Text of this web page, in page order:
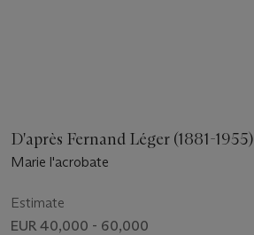
D'après Fernand Léger (1881-1955)
Marie l'acrobate
Estimate
EUR 40,000 - 60,000